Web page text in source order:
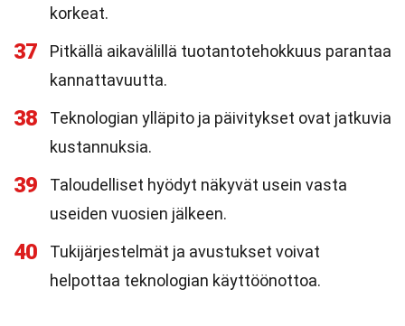
korkeat.
37
Pitkällä aikavälillä tuotantotehokkuus parantaa
kannattavuutta.
38
Teknologian ylläpito ja päivitykset ovat jatkuvia
kustannuksia.
39
Taloudelliset hyödyt näkyvät usein vasta
useiden vuosien jälkeen.
40
Tukijärjestelmät ja avustukset voivat
helpottaa teknologian käyttöönottoa.